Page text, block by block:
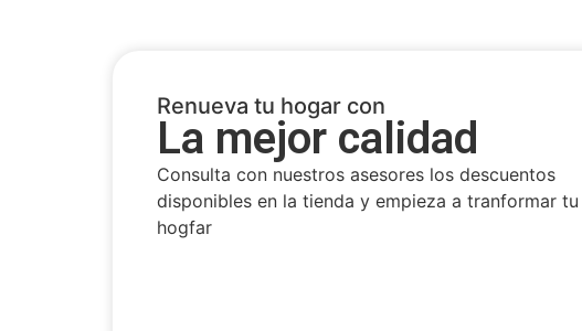
Renueva tu hogar con
La mejor calidad
Consulta con nuestros asesores los descuentos
disponibles en la tienda y empieza a tranformar tu
hogfar